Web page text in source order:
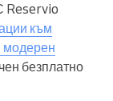
Reservio
към
модерен
безплатно